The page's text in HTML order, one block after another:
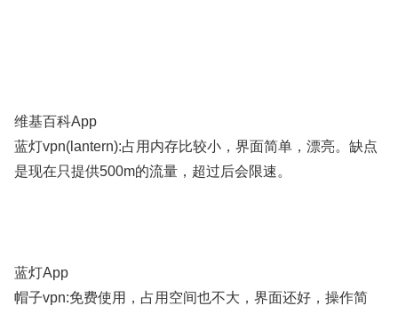
维基百科App
蓝灯vpn(lantern):占用内存比较小，界面简单，漂亮。缺点
是现在只提供500m的流量，超过后会限速。
蓝灯App
帽子vpn:免费使用，占用空间也不大，界面还好，操作简